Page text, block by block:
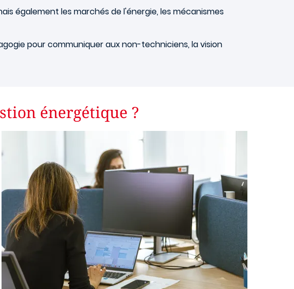
également les marchés de l'énergie, les mécanismes
pour communiquer aux non-techniciens, la vision
énergétique ?